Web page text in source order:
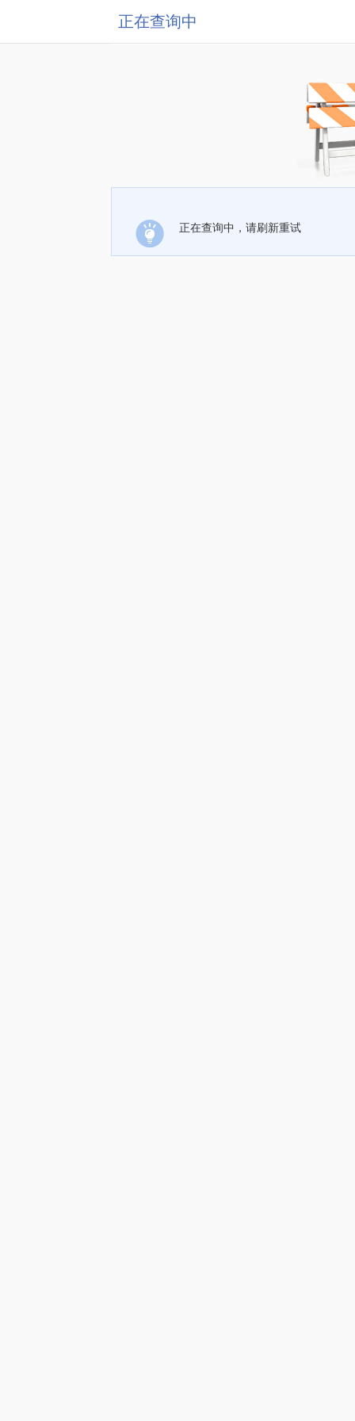
正在查询中
正在查询中，请刷新重试